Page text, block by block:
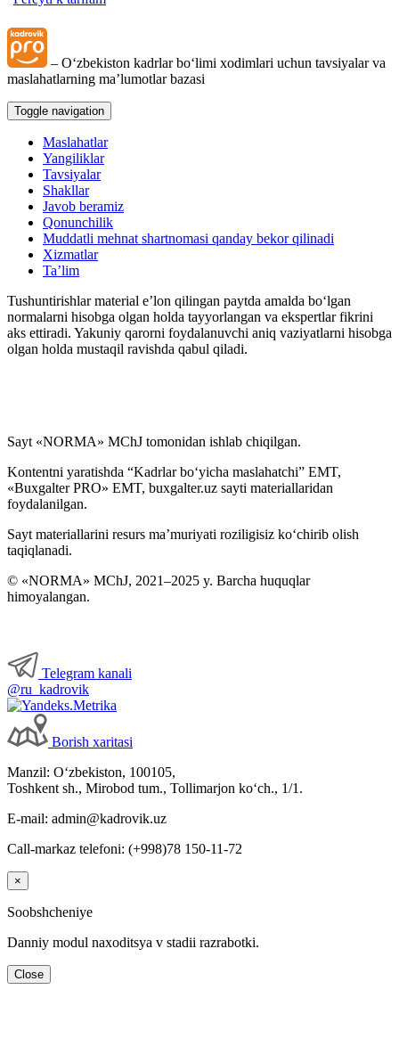
– Oʻzbekiston kadrlar boʻlimi хodimlari uchun tavsiyalar va
maslahatlarning ma’lumotlar bazasi
Toggle navigation
Maslahatlar
Yangiliklar
Tavsiyalar
Shakllar
Javob beramiz
Qonunchilik
Muddatli mehnat shartnomasi qanday bekor qilinadi
Xizmatlar
Ta’lim
Tushuntirishlar material e’lon qilingan paytda amalda boʻlgan
normalarni hisobga olgan holda tayyorlangan va ekspertlar fikrini
aks ettiradi. Yakuniy qarorni foydalanuvchi aniq vaziyatlarni hisobga
olgan holda mustaqil ravishda qabul qiladi.
Sayt «NORMA» MChJ tomonidan ishlab chiqilgan.
Kontentni yaratishda “Kadrlar boʻyicha maslahatchi” EMT,
«Buxgalter PRO» EMT, buxgalter.uz sayti materiallaridan
foydalanilgan.
Sayt materiallarini resurs ma’muriyati roziligisiz koʻchirib olish
taqiqlanadi.
© «NORMA» MChJ, 2021–2025 y. Barcha huquqlar
himoyalangan.
Telegram kanali
@ru_kadrovik
Borish хaritasi
Manzil: Oʻzbekiston, 100105,
Toshkent sh., Mirobod tum., Tollimarjon koʻch., 1/1.
E-mail: admin@kadrovik.uz
Call-markaz telefoni: (+998)78 150-11-72
×
Soobshcheniye
Danniy modul naхoditsya v stadii razrabotki.
Close